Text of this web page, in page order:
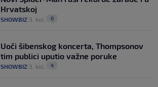
Hrvatskoj
SHOWBIZ 3. kol. 0
Uoči šibenskog koncerta, Thompsonov
tim publici uputio važne poruke
SHOWBIZ 3. kol. 4